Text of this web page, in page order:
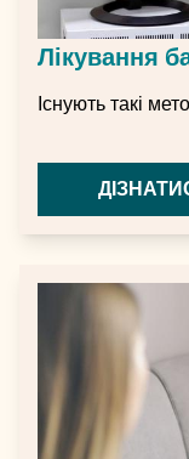
Лікування
Існують такі